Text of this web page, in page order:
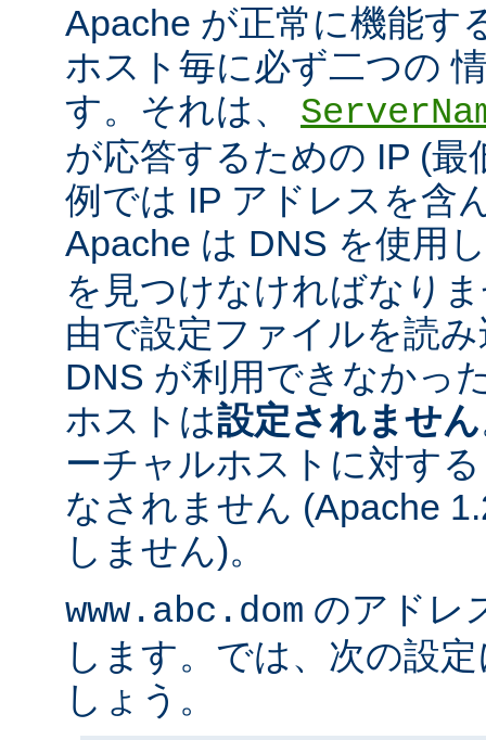
Apache が正常に機能す
ホスト毎に必ず二つの
す。それは、
が応答するための IP (最
例では IP アドレスを含
Apache は DNS を使用
を見つけなければなり
由で設定ファイルを読
DNS が利用できなかっ
ホストは設定されません
ーチャルホストに対す
なされません (Apache
しません)。
www.abc.dom のアドレ
します。では、次の設
しょう。